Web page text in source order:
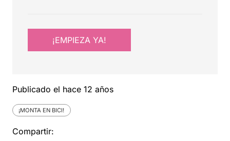
¡EMPIEZA YA!
Publicado el hace 12 años
¡MONTA EN BICI!
Compartir: